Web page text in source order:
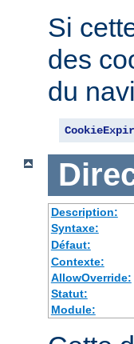
Si
des
du
Description:
Syntaxe:
Défaut:
Contexte:
AllowOverride:
Statut:
Module: